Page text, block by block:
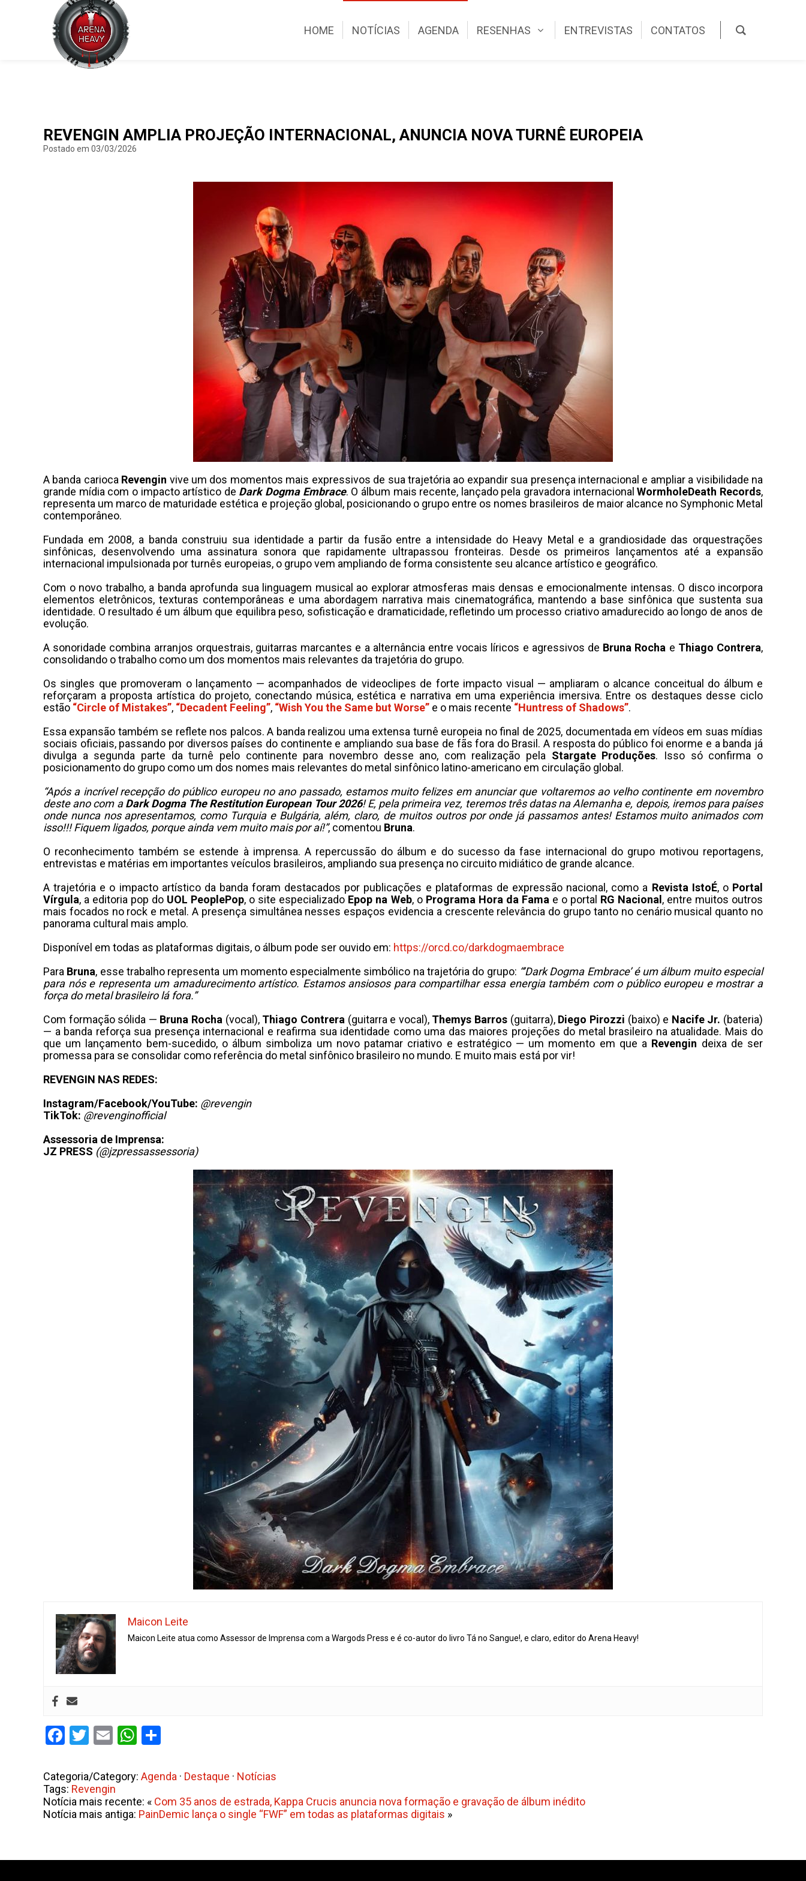
HOME NOTÍCIAS AGENDA RESENHAS ENTREVISTAS CONTATOS
REVENGIN AMPLIA PROJEÇÃO INTERNACIONAL, ANUNCIA NOVA TURNÊ EUROPEIA
Postado em 03/03/2026
A banda carioca Revengin vive um dos momentos mais expressivos de sua trajetória ao expandir sua presença internacional e ampliar a visibilidade na
grande mídia com o impacto artístico de Dark Dogma Embrace. O álbum mais recente, lançado pela gravadora internacionalWormholeDeath Records,
representa um marco de maturidade estética e projeção global, posicionando o grupo entre os nomes brasileiros de maior alcance no Symphonic Metal
contemporâneo.
​Fundada em 2008, a banda construiu sua identidade a partir da fusão entre a intensidade do Heavy Metal e a grandiosidade das orquestrações
sinfônicas, desenvolvendo uma assinatura sonora que rapidamente ultrapassou fronteiras. Desde os primeiros lançamentos até a expansão
internacional impulsionada por turnês europeias, o grupo vem ampliando de forma consistente seu alcance artístico e geográfico.
​Com o novo trabalho, a banda aprofunda sua linguagem musical ao explorar atmosferas mais densas e emocionalmente intensas. O disco incorpora
elementos eletrônicos, texturas contemporâneas e uma abordagem narrativa mais cinematográfica, mantendo a base sinfônica que sustenta sua
identidade. O resultado é um álbum que equilibra peso, sofisticação e dramaticidade, refletindo um processo criativo amadurecido ao longo de anos de
evolução.
​A sonoridade combina arranjos orquestrais, guitarras marcantes e a alternância entre vocais líricos e agressivos de Bruna Rocha e Thiago Contrera,
consolidando o trabalho como um dos momentos mais relevantes da trajetória do grupo.
​Os singles que promoveram o lançamento — acompanhados de videoclipes de forte impacto visual — ampliaram o alcance conceitual do álbum e
reforçaram a proposta artística do projeto, conectando música, estética e narrativa em uma experiência imersiva. Entre os destaques desse ciclo
estão “Circle of Mistakes”, “Decadent Feeling”, “Wish You the Same but Worse” e o mais recente “Huntress of Shadows”.
​Essa expansão também se reflete nos palcos. A banda realizou uma extensa turnê europeia no final de 2025, documentada em vídeos em suas mídias
sociais oficiais, passando por diversos países do continente e ampliando sua base de fãs fora do Brasil. A resposta do público foi enorme e a banda já
divulga a segunda parte da turnê pelo continente para novembro desse ano, com realização pela Stargate Produções. Isso só confirma o
posicionamento do grupo como um dos nomes mais relevantes do metal sinfônico latino-americano em circulação global.​
“Após a incrível recepção do público europeu no ano passado, estamos muito felizes em anunciar que voltaremos ao velho continente em novembro
deste ano com aDark Dogma The Restitution European Tour 2026! E, pela primeira vez, teremos três datas na Alemanha e, depois, iremos para países
onde nunca nos apresentamos, como Turquia e Bulgária, além, claro, de muitos outros por onde já passamos antes! Estamos muito animados com
isso!!! Fiquem ligados, porque ainda vem muito mais por aí!”, comentou Bruna.
O reconhecimento também se estende à imprensa. A repercussão do álbum e do sucesso da fase internacional do grupo motivou reportagens,
entrevistas e matérias em importantes veículos brasileiros, ampliando sua presença no circuito midiático de grande alcance.
​A trajetória e o impacto artístico da banda foram destacados por publicações e plataformas de expressão nacional, como a Revista IstoÉ, o Portal
Vírgula, a editoria pop do UOL PeoplePop, o site especializado Epop na Web, o Programa Hora da Fama e o portal RG Nacional , entre muitos outros
mais focados no rock e metal. A presença simultânea nesses espaços evidencia a crescente relevância do grupo tanto no cenário musical quanto no
panorama cultural mais amplo.
Disponível em todas as plataformas digitais, o álbum pode ser ouvido em: ​ https://orcd.co/darkdogmaembrace​
​Para Bruna, esse trabalho representa um momento especialmente simbólico na trajetória do grupo: “’Dark Dogma Embrace’ é um álbum muito especial
para nós e representa um amadurecimento artístico. Estamos ansiosos para compartilhar essa energia também com o público europeu e mostrar a
força do metal brasileiro lá fora.”
​Com formação sólida — Bruna Rocha (vocal), Thiago Contrera (guitarra e vocal), Themys Barros (guitarra), Diego Pirozzi (baixo) e Nacife Jr. (bateria)
— a banda reforça sua presença internacional e reafirma sua identidade como uma das maiores projeções do metal brasileiro na atualidade. Mais do
que um lançamento bem-sucedido, o álbum simboliza um novo patamar criativo e estratégico — um momento em que a Revengin deixa de ser
promessa para se consolidar como referência do metal sinfônico brasileiro no mundo. E muito mais está por vir!
REVENGIN NAS REDES:
Instagram/Facebook/YouTube: @revengin
TikTok: @revenginofficial
Assessoria de Imprensa:
JZ PRESS (@jzpressassessoria)
Maicon Leite
Maicon Leite atua como Assessor de Imprensa com a Wargods Press e é co-autor do livro Tá no Sangue!, e claro, editor do Arena Heavy!
Facebook
Twitter
EmailWhatsApp
Categoria/Category: Agenda · Destaque · Notícias
Tags: Revengin
Notícia mais recente: « Com 35 anos de estrada, Kappa Crucis anuncia nova formação e gravação de álbum inédito
Notícia mais antiga: PainDemic lança o single “FWF” em todas as plataformas digitais »